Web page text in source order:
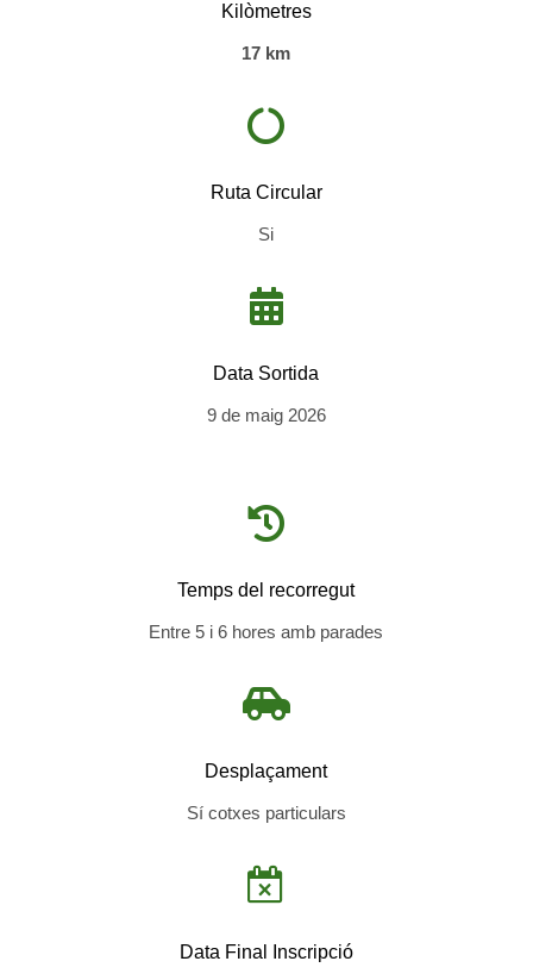
Kilòmetres
17 km

Ruta Circular
Si

Data Sortida
9 de maig 2026

Temps del recorregut
Entre 5 i 6 hores amb parades

Desplaçament
Sí cotxes particulars

Data Final Inscripció